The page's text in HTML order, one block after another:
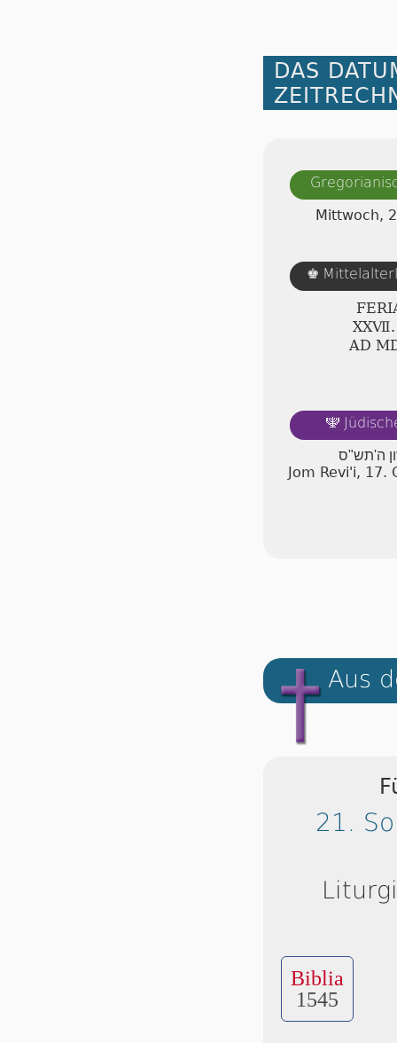
DAS
Mittwoch,
♚
ⅩⅩⅦ.
AD
🕎
ה'תש"ס
Jom Revi'i, 17.
Aus
21.
Biblia
1545